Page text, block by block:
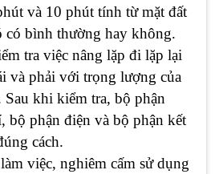
và 10 phút tính từ mặt đất
có bình thường hay không.
tra việc nâng lặp đi lặp lại
và phải với trọng lượng của
khi kiểm tra, bộ phận
bộ phận điện và bộ phận kết
cách.
việc, nghiêm cấm sử dụng